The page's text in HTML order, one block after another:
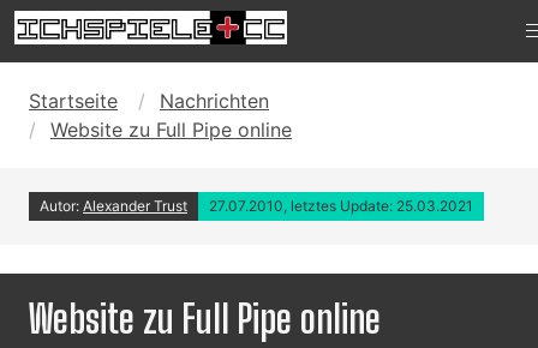
Startseite
Nachrichten
Website zu Full Pipe online
Autor: Alexander Trust 27.07.2010, letztes Update: 25.03.2021
Website zu Full Pipe online